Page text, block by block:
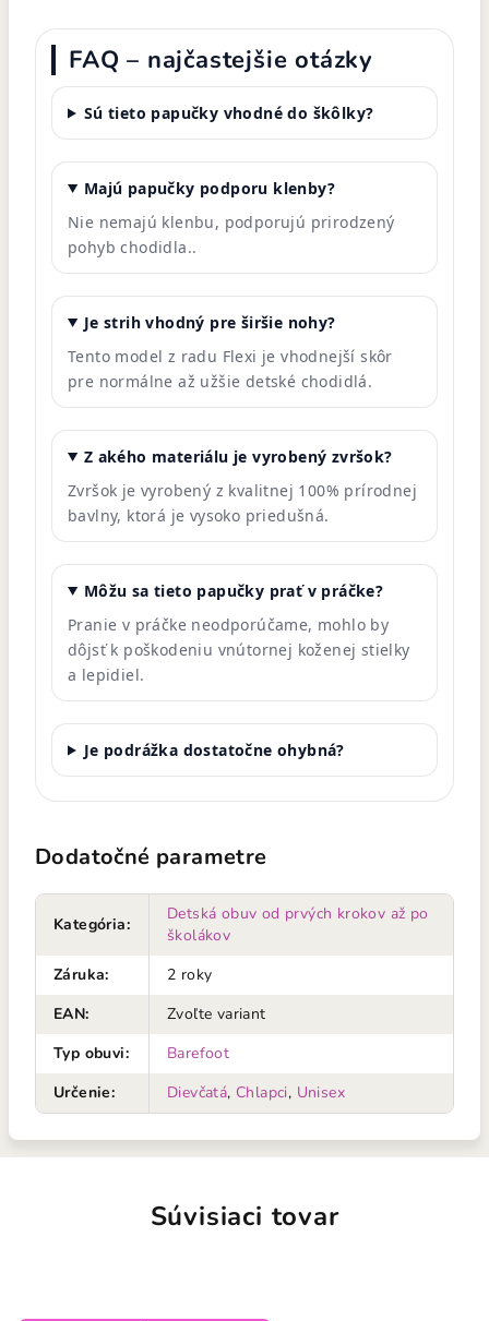
FAQ – najčastejšie otázky
Sú tieto papučky vhodné do škôlky?
Majú papučky podporu klenby?
Nie nemajú klenbu, podporujú prirodzený
pohyb chodidla..
Je strih vhodný pre širšie nohy?
Tento model z radu Flexi je vhodnejší skôr
pre normálne až užšie detské chodidlá.
Z akého materiálu je vyrobený zvršok?
Zvršok je vyrobený z kvalitnej 100% prírodnej
bavlny, ktorá je vysoko priedušná.
Môžu sa tieto papučky prať v práčke?
Pranie v práčke neodporúčame, mohlo by
dôjsť k poškodeniu vnútornej koženej stielky
a lepidiel.
Je podrážka dostatočne ohybná?
Dodatočné parametre
Kategória:
Detská obuv od prvých krokov až po
školákov
Záruka:
2 roky
EAN:
Zvoľte variant
Typ obuvi:
Barefoot
Určenie: Dievčatá, Chlapci, Unisex
Súvisiaci tovar